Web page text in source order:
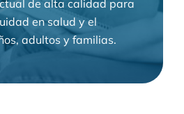
de alta calidad para
en salud y el
adultos y familias.